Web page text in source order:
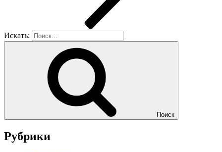
Искать:
Поиск
Рубрики